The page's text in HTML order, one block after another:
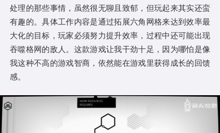
处理的那些事情，虽然很无聊且致郁，但玩起来其实还蛮
有趣的。具体工作内容是通过拓展六角网格来达到效率最
大化的目标，玩家必须努力提升效率，过程中还可能出现
吞噬格网的敌人。这款游戏让我干劲十足，因为哪怕是像
我这种不高的游戏智商，依然能在游戏里获得成长的回馈
感。